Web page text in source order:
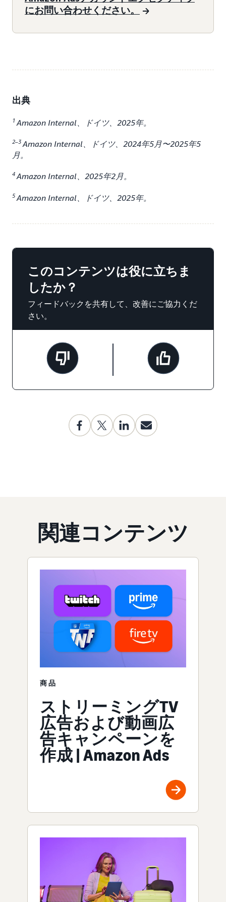
にお問い合わせください。
出典
1 Amazon Internal、ドイツ、2025年。
2–3 Amazon Internal、ドイツ、2024年5月〜2025年5
月。
4 Amazon Internal、2025年2月。
5Amazon Internal、ドイツ、2025年。
このコンテンツは役に立ちま
したか？
フィードバックを共有して、改善にご協力くだ
さい。
関連コンテンツ
商品
ストリーミングTV
広告および動画広
告キャンペーンを
作成 | Amazon Ads